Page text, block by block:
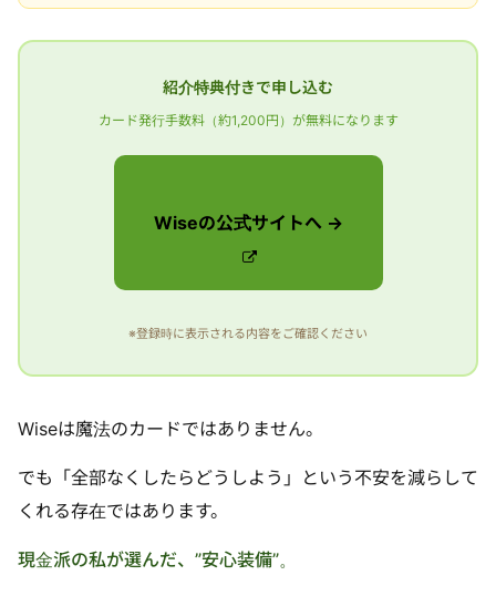
紹介特典付きで申し込む
カード発行手数料（約1,200円）が無料になります
Wiseの公式サイトへ →
※登録時に表示される内容をご確認ください
Wiseは魔法のカードではありません。
でも「全部なくしたらどうしよう」という不安を減らして
くれる存在ではあります。
現金派の私が選んだ、”安心装備”。